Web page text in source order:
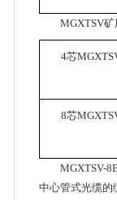
MGXTSV
4芯
8芯
MGXTSV-
中心管式光缆的